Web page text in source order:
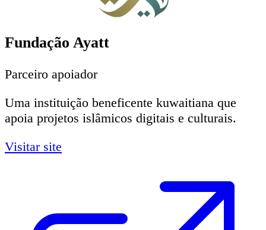
Fundação Ayatt
Parceiro apoiador
Uma instituição beneficente kuwaitiana que
apoia projetos islâmicos digitais e culturais.
Visitar site